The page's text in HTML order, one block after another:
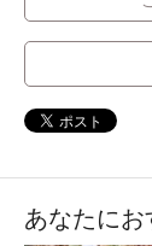
あなたにお